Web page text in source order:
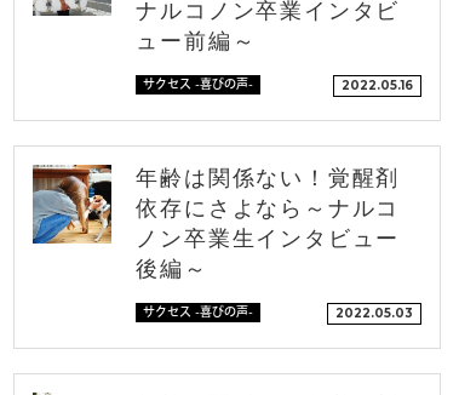
ナルコノン卒業インタビ
ュー前編～
サクセス -喜びの声- 2022.05.16
年齢は関係ない！覚醒剤
依存にさよなら～ナルコ
ノン卒業生インタビュー
後編～
サクセス -喜びの声- 2022.05.03